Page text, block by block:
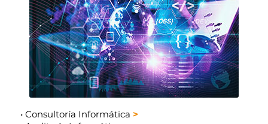
• Consultoría Informática >